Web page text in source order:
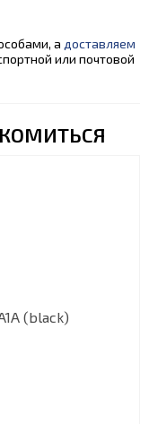
а доставляем
или почтовой
(black)